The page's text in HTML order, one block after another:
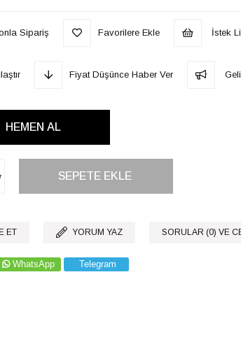
Sipariş Favorilere Ekle İstek
Fiyat Düşünce Haber Ver
ET YORUM YAZ SORULAR (0) VE
WhatsApp Telegram